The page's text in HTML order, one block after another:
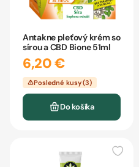
Antakne pleťový krém so
sírou a CBD Bione 51ml
6,20 €
Posledné kusy (3)
Do košíka